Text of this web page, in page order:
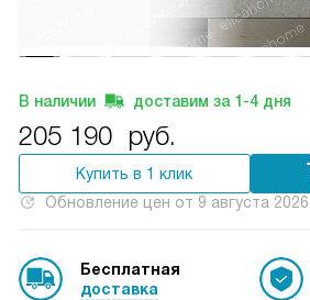
В наличии доставим за 1-4 дня
205 190 руб.
Купить в 1 клик
Обновление цен от 9 августа 2026
Бесплатная
доставка